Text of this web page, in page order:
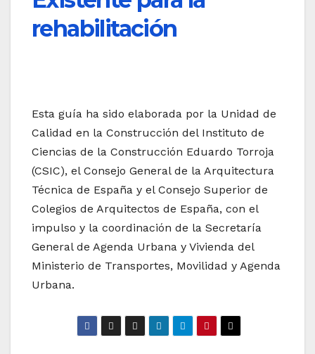
rehabilitación
Esta guía ha sido elaborada por la Unidad de
Calidad en la Construcción del Instituto de
Ciencias de la Construcción Eduardo Torroja
(CSIC), el Consejo General de la Arquitectura
Técnica de España y el Consejo Superior de
Colegios de Arquitectos de España, con el
impulso y la coordinación de la Secretaría
General de Agenda Urbana y Vivienda del
Ministerio de Transportes, Movilidad y Agenda
Urbana.